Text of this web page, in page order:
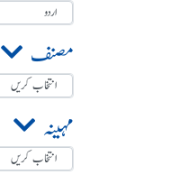
مصنف
مہینہ